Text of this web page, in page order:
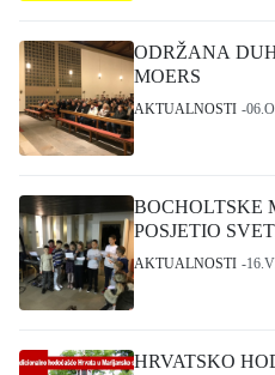
ODRŽANA
MOERS
AKTUALNOSTI
BOCHOLTSKE
POSJETIO
AKTUALNOSTI
HRVATSKO